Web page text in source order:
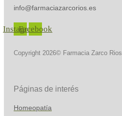
info@farmaciazarcorios.es
Instagram
Facebook
Copyright 2026© Farmacia Zarco Rios
Páginas de interés
Homeopatía